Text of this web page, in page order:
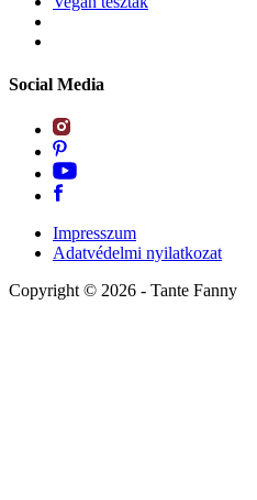
Social Media
Impresszum
Adatvédelmi nyilatkozat
Copyright © 2026 - Tante Fanny